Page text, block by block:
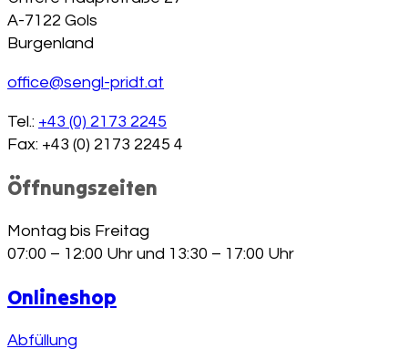
A-7122 Gols
Burgenland
office@sengl-pridt.at
Tel.: +43 (0) 2173 2245
Fax: +43 (0) 2173 2245 4
Öffnungszeiten
Montag bis Freitag
07:00 – 12:00 Uhr und 13:30 – 17:00 Uhr
Onlineshop
Abfüllung